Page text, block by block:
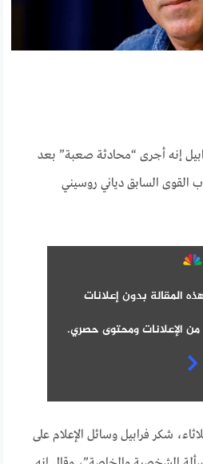
إنه أجرى “محادثة صعبة” بعد
السابق دياني روسيني
المقالة بدون إعلانات
الإعلانات ومحتوى حصري.
شكر فرابيل وسائل الإعلام على